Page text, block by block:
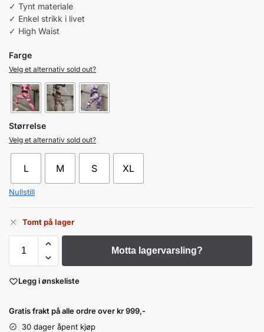
✓ Tynt materiale
✓ Enkel strikk i livet
✓ High Waist
Farge
Velg et alternativ sold out?
Størrelse
Velg et alternativ sold out?
L M S XL
Nullstill
Tomt på lager
Motta lagervarsling?
Legg i ønskeliste
Gratis frakt på alle ordre over kr 999,-
30 dager åpent kjøp